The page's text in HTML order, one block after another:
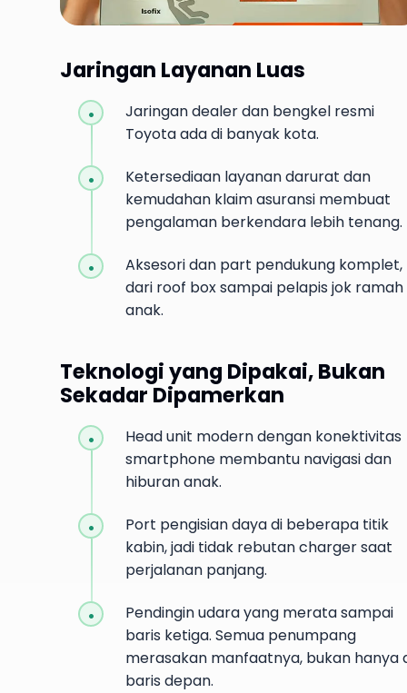
Jaringan Layanan Luas
Jaringan dealer dan bengkel resmi
Toyota ada di banyak kota.
Ketersediaan layanan darurat dan
kemudahan klaim asuransi membuat
pengalaman berkendara lebih tenang.
Aksesori dan part pendukung komplet,
dari roof box sampai pelapis jok ramah
anak.
Teknologi yang Dipakai, Bukan
Sekadar Dipamerkan
Head unit modern dengan konektivitas
smartphone membantu navigasi dan
hiburan anak.
Port pengisian daya di beberapa titik
kabin, jadi tidak rebutan charger saat
perjalanan panjang.
Pendingin udara yang merata sampai
baris ketiga. Semua penumpang
merasakan manfaatnya, bukan hanya
baris depan.